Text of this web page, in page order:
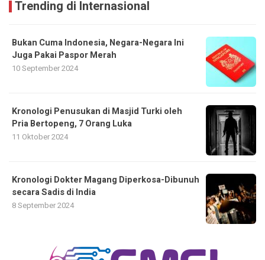
Trending di Internasional
Bukan Cuma Indonesia, Negara-Negara Ini
Juga Pakai Paspor Merah
10 September 2024
Kronologi Penusukan di Masjid Turki oleh
Pria Bertopeng, 7 Orang Luka
11 Oktober 2024
Kronologi Dokter Magang Diperkosa-Dibunuh
secara Sadis di India
8 September 2024